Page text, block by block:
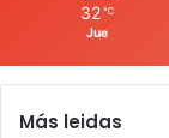
32 ℃
Jue
Más leidas